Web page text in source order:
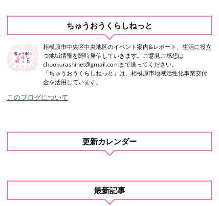
ちゅうおうくらしねっと
相模原市中央区中央地区のイベント案内&レポート、生活に役立
つ地域情報を随時発信していきます。ご意見ご感想は
chuokurashinet@gmail.comまで送ってください。
「ちゅうおうくらしねっと」は、相模原市地域活性化事業交付
金を活用しています。
このブログについて
更新カレンダー
最新記事